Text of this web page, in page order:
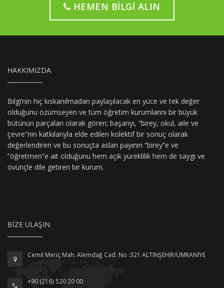
HEMEN BILGI ALIN
HAKKIMIZDA
Bilgi’nin hiç kıskanılmadan paylaşılacak en yüce ve tek değer
olduğunu özümseyen ve tüm öğretim kurumlarını bir büyük
bütünün parçaları olarak gören; başarıyı, “birey, okul, aile ve
çevre”nin katkılarıyla elde edilen kolektif bir sonuç olarak
değerlendiren ve bu sonuçta aslan payının “birey”e ve
“öğretmen”e ait olduğunu hem açık yüreklilik hem de saygı ve
övünçle dile getiren bir kurum.
BIZE ULAŞIN
Cemil Meriç Mah. Alemdağ Cad. No :321 ALTINŞEHİR/ÜMRANİYE
+90 (216) 520 20 00